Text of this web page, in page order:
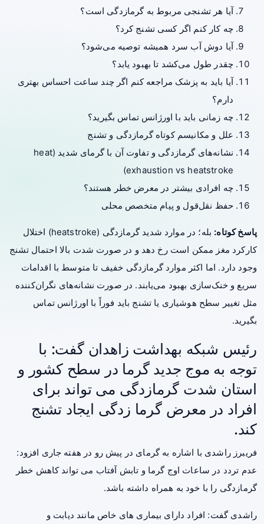
آیا هر تشنجی مربوط به گرمازدگی است؟
چه کار کنم اگر کسی تشنج کرد؟
آیا دوش آب سرد همیشه توصیه می‌شود؟
چقدر طول می‌کشد تا بهبود یابد؟
آیا باید به پزشک مراجعه کنم اگر چند ساعت احساس بهتری
دارم؟
چه زمانی باید با اورژانس تماس بگیرید؟
علل و مکانیسم کوتاه گرمازدگی و تشنج
نشانه‌های گرمازدگی و تفاوت آن با گرمای شدید (heat
exhaustion vs heatstroke)
چه افرادی بیشتر در معرض خطر هستند؟
حفظ نقل‌قول و پیام متخصص محلی
پاسخ کوتاه: بله؛ در موارد شدیدگرمازدگی
(heatstroke) اختلال
کارکرد مغز ممکن است رخ دهد و در صورت شدت بالا احتمالتشنج
وجود دارد. اما اکثر موارد گرمازدگی خفیف تا متوسط با اقدامات
سریع و خنک‌سازی بهبود می‌یابند. در صورت نشانه‌های نگران‌کننده
مثل تغییر سطح هوشیاری یا تشنج باید فوراً با اورژانس تماس
بگیرید.
رئیس شبکه بهداشت زاهدان‌ گفت: با
توجه به موج جدید گرما در سطح کشور و
استان شدت گرمازدگی می تواند برای
افراد در معرض گرما زدگی ایجاد تشنج
کند.
فریبرز راشدی با اشاره به گرمای در پیش رو در هفته جاری افزود:
عدم تردد در ساعات اوج گرما و تابش آفتاب می تواند کاهش خطر
گرمازدگی را با خود به همراه داشته باشد.
راشدی گفت: افراد دارای بیماری های خاص مانند دیابت و